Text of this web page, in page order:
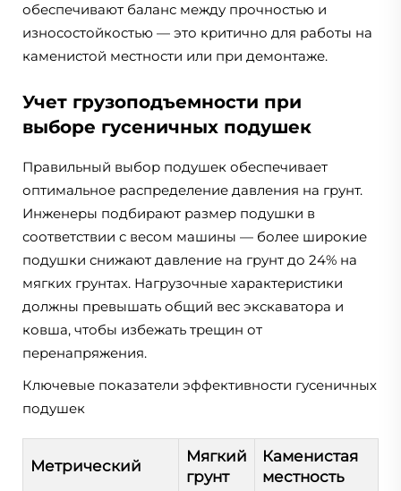
обеспечивают баланс между прочностью и
износостойкостью — это критично для работы на
каменистой местности или при демонтаже.
Учет грузоподъемности при
выборе гусеничных подушек
Правильный выбор подушек обеспечивает
оптимальное распределение давления на грунт.
Инженеры подбирают размер подушки в
соответствии с весом машины — более широкие
подушки снижают давление на грунт до 24% на
мягких грунтах. Нагрузочные характеристики
должны превышать общий вес экскаватора и
ковша, чтобы избежать трещин от
перенапряжения.
Ключевые показатели эффективности гусеничных
подушек
Метрический
Мягкий
грунт
Каменистая
местность